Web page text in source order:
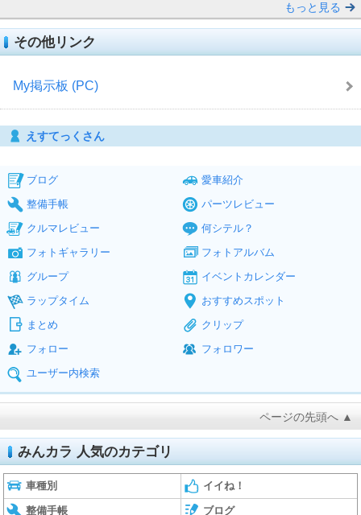
もっと見る
その他リンク
My掲示板 (PC)
えすてっくさん
ブログ
愛車紹介
整備手帳
パーツレビュー
クルマレビュー
何シテル？
フォトギャラリー
フォトアルバム
グループ
イベントカレンダー
ラップタイム
おすすめスポット
まとめ
クリップ
フォロー
フォロワー
ユーザー内検索
ページの先頭へ ▲
みんカラ 人気のカテゴリ
車種別 イイね！
整備手帳 ブログ